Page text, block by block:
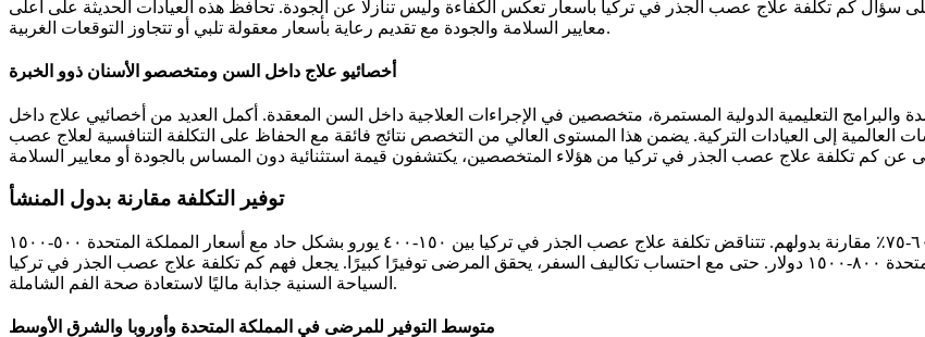
سؤال كم تكلفة علاج عصب الجذر في تركيا بأسعار تعكس الكفاءة وليس تنازلًا عن الجودة. تحافظ هذه العيادات الحديثة على أعلى
معايير السلامة والجودة مع تقديم رعاية بأسعار معقولة تلبي أو تتجاوز التوقعات الغربية.
أخصائيو علاج داخل السن ومتخصصو الأسنان ذوو الخبرة
والبرامج التعليمية الدولية المستمرة، متخصصين في الإجراءات العلاجية داخل السن المعقدة. أكمل العديد من أخصائيي علاج داخل
العالمية إلى العيادات التركية. يضمن هذا المستوى العالي من التخصص نتائج فائقة مع الحفاظ على التكلفة التنافسية لعلاج عصب
توفير التكلفة مقارنة بدول المنشأ
الميزة المالية لطلب علاج عصب الجذر في تركيا كبيرة، حيث يوفر المرضى ٦٠-٧٥٪ مقارنة بدولهم. تتناقض تكلفة علاج عصب الجذر في تركيا بين ١٥٠-٤٠٠ يورو بشكل حاد مع أسعار المملكة المتحدة ٥٠٠-١٥٠٠
جنيه إسترليني، والأسعار الأوروبية ٦٠٠-١٢٠٠ يورو، وتكاليف الولايات المتحدة ٨٠٠-١٥٠٠ دولار. حتى مع احتساب تكاليف السفر، يحقق المرضى توفيرًا كبيرًا. يجعل فهم كم تكلفة علاج عصب الجذر في تركيا
السياحة السنية جذابة ماليًا لاستعادة صحة الفم الشاملة.
متوسط التوفير للمرضى في المملكة المتحدة وأوروبا والشرق الأوسط